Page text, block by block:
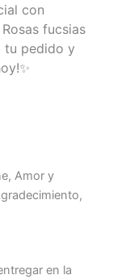
con
fucsias
tu pedido y
Amor y
en la